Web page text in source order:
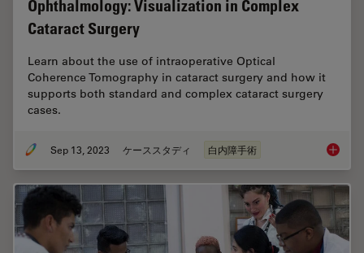
Ophthalmology: Visualization in Complex
Cataract Surgery
Learn about the use of intraoperative Optical
Coherence Tomography in cataract surgery and how it
supports both standard and complex cataract surgery
cases.
Sep 13, 2023 ケーススタディ 白内障手術